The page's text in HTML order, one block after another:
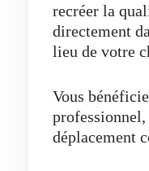
recréer la
directement
lieu de votre
Vous
déplacement